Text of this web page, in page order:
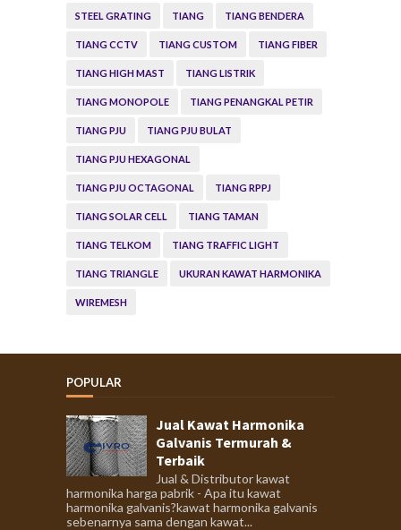
STEEL GRATING TIANG TIANG BENDERA
TIANG CCTV TIANG CUSTOM TIANG FIBER
TIANG HIGH MAST TIANG LISTRIK
TIANG MONOPOLE TIANG PENANGKAL PETIR
TIANG PJU TIANG PJU BULAT
TIANG PJU HEXAGONAL
TIANG PJU OCTAGONAL TIANG RPPJ
TIANG SOLAR CELL TIANG TAMAN
TIANG TELKOM TIANG TRAFFIC LIGHT
TIANG TRIANGLE UKURAN KAWAT HARMONIKA
WIREMESH
POPULAR
Jual Kawat Harmonika
Galvanis Termurah &
Terbaik
Jual & Distributor kawat
harmonika harga pabrik - Apa itu kawat
harmonika galvanis?kawat harmonika galvanis
sebenarnya sama dengan kawat...